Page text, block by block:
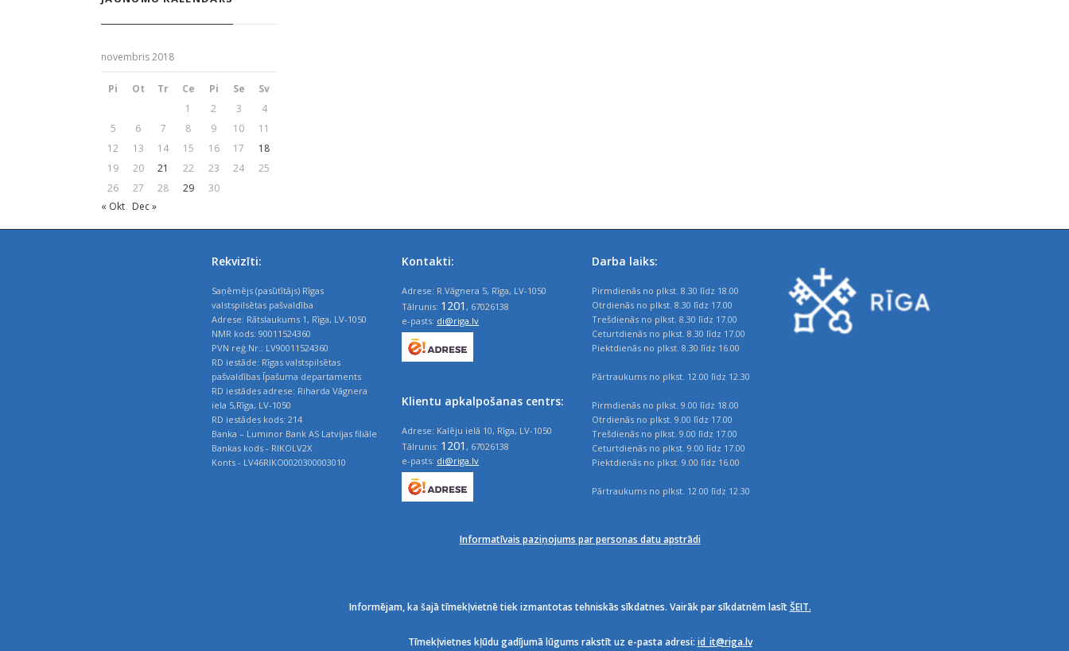
novembris 2018
Pi Ot Tr Ce Pi Se
Sv
1
2 3
4
5
6 7 8 9 10
11
12
13 14 15 16 17
18
19
20 21 22 23 24
25
26
27 28 29
30
« Okt Dec »
Rekvizīti:
Saņēmējs (pasūtītājs) Rīgas
valstspilsētas pašvaldība
Adrese: Rātslaukums 1, Rīga, LV-1050
NMR kods: 90011524360
PVN reģ.Nr.: LV90011524360
RD iestāde: Rīgas valstspilsētas
pašvaldības Īpašuma departaments
RD iestādes adrese: Riharda Vāgnera
iela 5,Rīga, LV-1050
RD iestādes kods: 214
Banka – Luminor Bank AS Latvijas filiāle
Bankas kods - RIKOLV2X
Konts - LV46RIKO0020300003010
Kontakti:
Adrese: R.Vāgnera 5, Rīga, LV-1050
Tālrunis: 1201, 67026138
e-pasts: di@riga.lv
Klientu apkalpošanas centrs:
Adrese: Kalēju ielā 10, Rīga, LV-1050
Tālrunis: 1201, 67026138
e-pasts: di@riga.lv
Darba laiks:
Pirmdienās no plkst. 8.30 līdz 18.00
Otrdienās no plkst. 8.30 līdz 17.00
Trešdienās no plkst. 8.30 līdz 17.00
Ceturtdienās no plkst. 8.30 līdz 17.00
Piektdienās no plkst. 8.30 līdz 16.00
Pārtraukums no plkst. 12.00 līdz 12.30
Pirmdienās no plkst. 9.00 līdz 18.00
Otrdienās no plkst. 9.00 līdz 17.00
Trešdienās no plkst. 9.00 līdz 17.00
Ceturtdienās no plkst. 9.00 līdz 17.00
Piektdienās no plkst. 9.00 līdz 16.00
Pārtraukums no plkst. 12.00 līdz 12.30
Informatīvais paziņojums par personas datu apstrādi
Informējam, ka šajā tīmekļvietnē tiek izmantotas tehniskās sīkdatnes. Vairāk par sīkdatnēm lasītŠEIT.
Tīmekļvietnes kļūdu gadījumā lūgums rakstīt uz e-pasta adresi: id_it@riga.lv